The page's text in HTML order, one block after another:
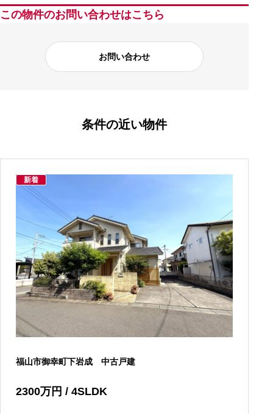
この物件のお問い合わせはこちら
お問い合わせ
条件の近い物件
新着
福山市御幸町下岩成 中古戸建
2300万円 / 4SLDK